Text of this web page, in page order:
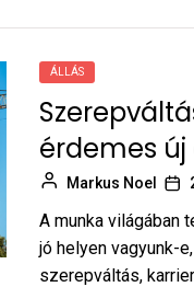
ÁLLÁS
érdemes új
Markus Noel
A munka világában
jó helyen vagyunk-
szerepváltás,